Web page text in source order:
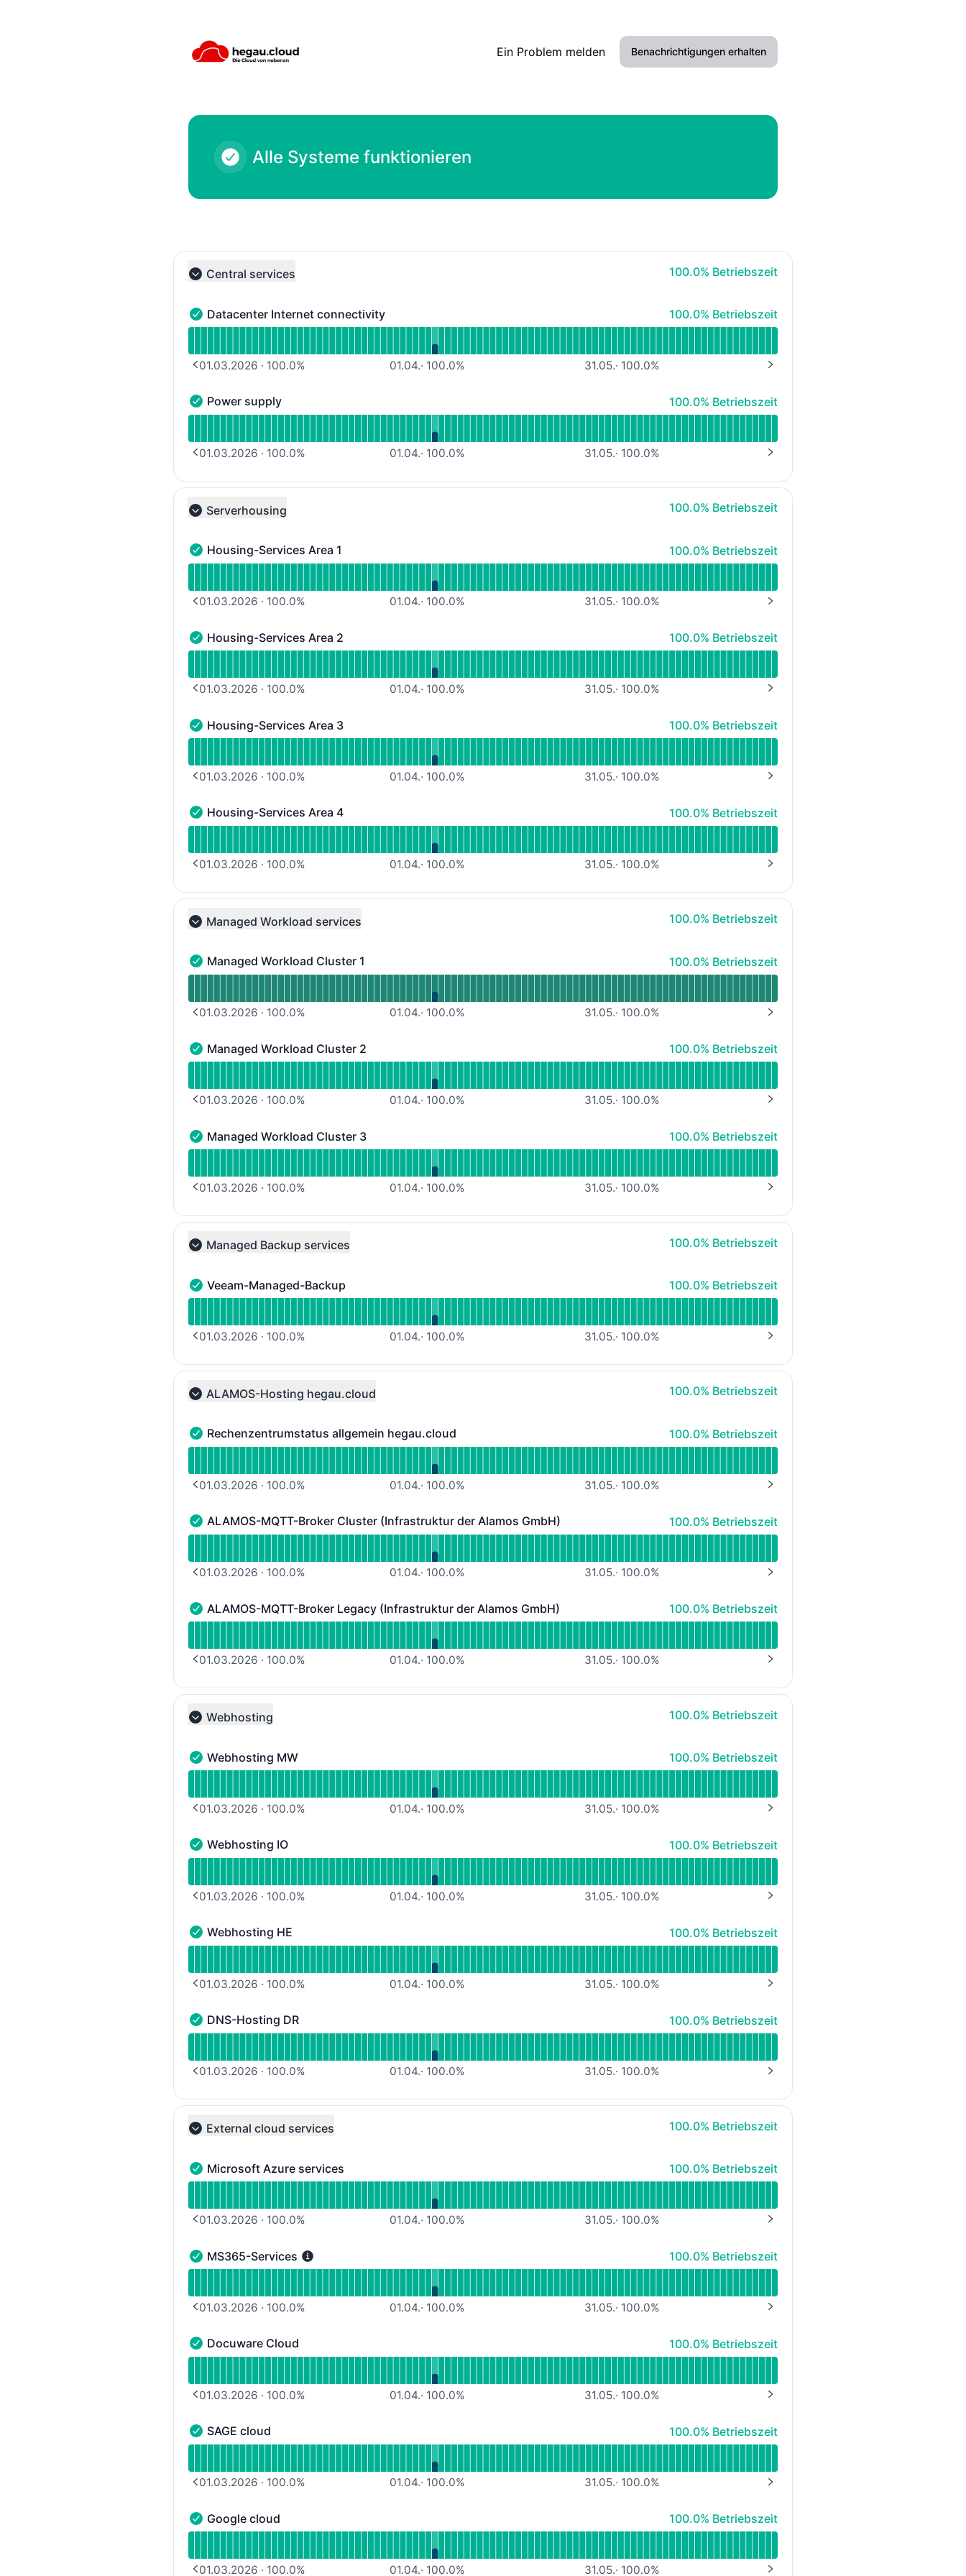
Ein Problem melden Benachrichtigungen erhalten
Alle Systeme funktionieren
Collapse group
Central services 100% - Betriebszeit
100.0% Betriebszeit
Datacenter Internet connectivity - Funktionsfähig
Datacenter Internet connectivity 100% - Betriebszeit
100.0% Betriebszeit
01.03.2026 · 100.0% 01.04.· 100.0% 31.05.· 100.0%
Power supply - Funktionsfähig
Power supply 100% - Betriebszeit
100.0% Betriebszeit
01.03.2026 · 100.0% 01.04.· 100.0% 31.05.· 100.0%
Collapse group
Serverhousing 100% - Betriebszeit
100.0% Betriebszeit
Housing-Services Area 1 - Funktionsfähig
Housing-Services Area 1 100% - Betriebszeit
100.0% Betriebszeit
01.03.2026 · 100.0% 01.04.· 100.0% 31.05.· 100.0%
Housing-Services Area 2 - Funktionsfähig
Housing-Services Area 2 100% - Betriebszeit
100.0% Betriebszeit
01.03.2026 · 100.0% 01.04.· 100.0% 31.05.· 100.0%
Housing-Services Area 3 - Funktionsfähig
Housing-Services Area 3 100% - Betriebszeit
100.0% Betriebszeit
01.03.2026 · 100.0% 01.04.· 100.0% 31.05.· 100.0%
Housing-Services Area 4 - Funktionsfähig
Housing-Services Area 4 100% - Betriebszeit
100.0% Betriebszeit
01.03.2026 · 100.0% 01.04.· 100.0% 31.05.· 100.0%
Collapse group
Managed Workload services 100% - Betriebszeit
100.0% Betriebszeit
Managed Workload Cluster 1 - Funktionsfähig
Managed Workload Cluster 1 100% - Betriebszeit
100.0% Betriebszeit
01.03.2026 · 100.0% 01.04.· 100.0% 31.05.· 100.0%
Managed Workload Cluster 2 - Funktionsfähig
Managed Workload Cluster 2 100% - Betriebszeit
100.0% Betriebszeit
01.03.2026 · 100.0% 01.04.· 100.0% 31.05.· 100.0%
Managed Workload Cluster 3 - Funktionsfähig
Managed Workload Cluster 3 100% - Betriebszeit
100.0% Betriebszeit
01.03.2026 · 100.0% 01.04.· 100.0% 31.05.· 100.0%
Collapse group
Managed Backup services 100% - Betriebszeit
100.0% Betriebszeit
Veeam-Managed-Backup - Funktionsfähig
Veeam-Managed-Backup 100% - Betriebszeit
100.0% Betriebszeit
01.03.2026 · 100.0% 01.04.· 100.0% 31.05.· 100.0%
Collapse group
ALAMOS-Hosting hegau.cloud 100% - Betriebszeit
100.0% Betriebszeit
Rechenzentrumstatus allgemein hegau.cloud - Funktionsfähig
Rechenzentrumstatus allgemein hegau.cloud 100% - Betriebszeit
100.0% Betriebszeit
01.03.2026 · 100.0% 01.04.· 100.0% 31.05.· 100.0%
ALAMOS-MQTT-Broker Cluster (Infrastruktur der Alamos GmbH) - Funktionsfähig
ALAMOS-MQTT-Broker Cluster (Infrastruktur der Alamos GmbH) 100% - Betriebszeit
100.0% Betriebszeit
01.03.2026 · 100.0% 01.04.· 100.0% 31.05.· 100.0%
ALAMOS-MQTT-Broker Legacy (Infrastruktur der Alamos GmbH) - Funktionsfähig
ALAMOS-MQTT-Broker Legacy (Infrastruktur der Alamos GmbH) 100% - Betriebszeit
100.0% Betriebszeit
01.03.2026 · 100.0% 01.04.· 100.0% 31.05.· 100.0%
Collapse group
Webhosting 100% - Betriebszeit
100.0% Betriebszeit
Webhosting MW - Funktionsfähig
Webhosting MW 100% - Betriebszeit
100.0% Betriebszeit
01.03.2026 · 100.0% 01.04.· 100.0% 31.05.· 100.0%
Webhosting IO - Funktionsfähig
Webhosting IO 100% - Betriebszeit
100.0% Betriebszeit
01.03.2026 · 100.0% 01.04.· 100.0% 31.05.· 100.0%
Webhosting HE - Funktionsfähig
Webhosting HE 100% - Betriebszeit
100.0% Betriebszeit
01.03.2026 · 100.0% 01.04.· 100.0% 31.05.· 100.0%
PREVIOUS PAGE
DNS-Hosting DR - Funktionsfähig
DNS-Hosting DR 100% - Betriebszeit
100.0% Betriebszeit
01.03.2026 · 100.0% 01.04.· 100.0% 31.05.· 100.0%
Collapse group
External cloud services 100% - Betriebszeit
100.0% Betriebszeit
Microsoft Azure services - Funktionsfähig
Microsoft Azure services 100% - Betriebszeit
100.0% Betriebszeit
01.03.2026 · 100.0% 01.04.· 100.0% 31.05.· 100.0%
MS365-Services - Funktionsfähig
MS365-Services 100% - Betriebszeit
100.0% Betriebszeit
01.03.2026 · 100.0% 01.04.· 100.0% 31.05.· 100.0%
Docuware Cloud - Funktionsfähig
Docuware Cloud 100% - Betriebszeit
100.0% Betriebszeit
01.03.2026 · 100.0% 01.04.· 100.0% 31.05.· 100.0%
SAGE cloud - Funktionsfähig
SAGE cloud 100% - Betriebszeit
100.0% Betriebszeit
01.03.2026 · 100.0% 01.04.· 100.0% 31.05.· 100.0%
Google cloud - Funktionsfähig
Google cloud 100% - Betriebszeit
100.0% Betriebszeit
01.03.2026 · 100.0% 01.04.· 100.0% 31.05.· 100.0%